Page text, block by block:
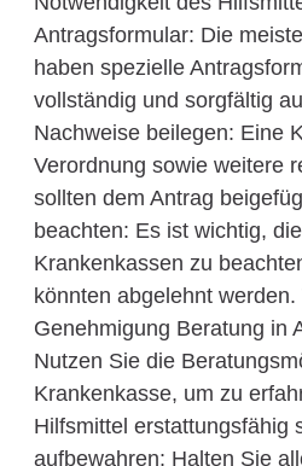
Antragsformular: Die
haben spezielle
vollständig und sorgfältig
Nachweise beilegen: Eine
Verordnung sowie weitere
sollten dem Antrag
beachten: Es ist wichtig,
Krankenkassen zu
könnten abgelehnt werden.
Genehmigung Beratung in
Nutzen Sie die
Krankenkasse, um zu
Hilfsmittel erstattungsfähig
aufbewahren: Halten Sie